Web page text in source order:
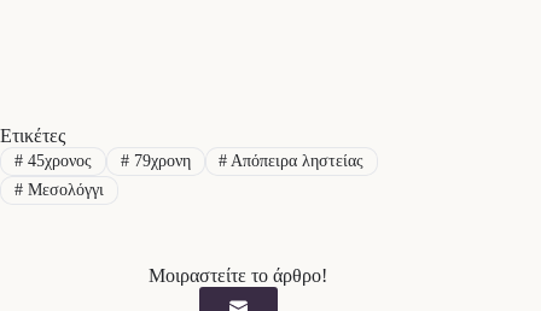
Ετικέτες
#45χρονος #79χρονη # Απόπειρα ληστείας
#Μεσολόγγι
Μοιραστείτε το άρθρο!